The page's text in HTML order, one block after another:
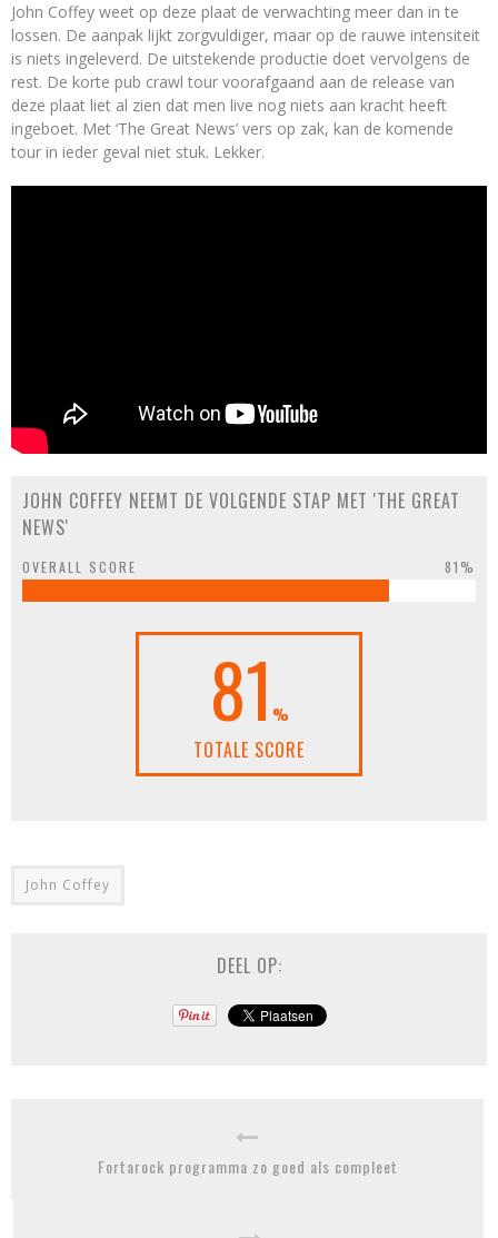
John Coffey weet op deze plaat de verwachting meer dan in te
lossen. De aanpak lijkt zorgvuldiger, maar op de rauwe intensiteit
is niets ingeleverd. De uitstekende productie doet vervolgens de
rest. De korte pub crawl tour voorafgaand aan de release van
deze plaat liet al zien dat men live nog niets aan kracht heeft
ingeboet. Met ‘The Great News’ vers op zak, kan de komende
tour in ieder geval niet stuk. Lekker.
JOHN COFFEY NEEMT DE VOLGENDE STAP MET 'THE GREAT
NEWS'
OVERALL SCORE 81%
81 %
TOTALE SCORE
John Coffey
DEEL OP:
Fortarock programma zo goed als compleet